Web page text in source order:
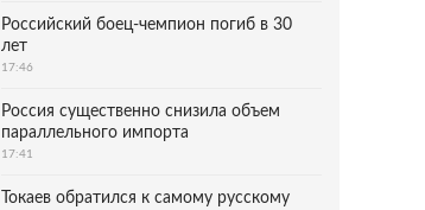
Российский боец-чемпион погиб в 30
лет
17:46
Россия существенно снизила объем
параллельного импорта
17:41
Токаев обратился к самому русскому